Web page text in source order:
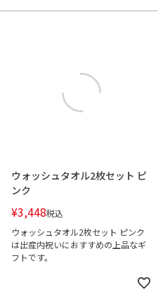
ウォッシュタオル2枚セット ピ
ンク
¥3,448税込
ウォッシュタオル2枚セット ピンク
は出産内祝いにおすすめの上品なギ
フトです。